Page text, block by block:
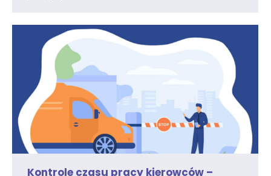
Kontrole czasu pracy kierowców –